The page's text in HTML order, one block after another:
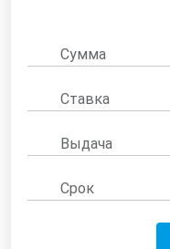
Сумма
Ставка
Выдача
Срок